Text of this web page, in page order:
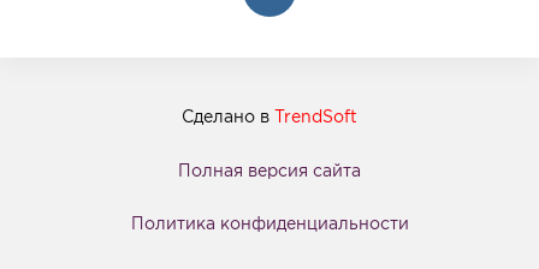
Сделано в TrendSoft
Полная версия сайта
Политика конфиденциальности